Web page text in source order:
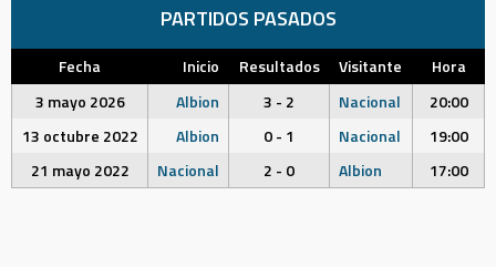
PARTIDOS PASADOS
Fecha Inicio Resultados Visitante
Hora
3 mayo 2026
Albion 3 - 2 Nacional
20:00
13 octubre 2022
Albion 0 - 1 Nacional
19:00
21 mayo 2022
Nacional 2 - 0 Albion 17:00